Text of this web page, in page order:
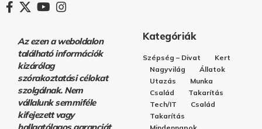
Az ezen a weboldalon
található információk
kizárólag
szórakoztatási célokat
szolgálnak. Nem
vállalunk semmiféle
kifejezett vagy
Kategóriák
Szépség – Divat
Kert
Nagyvilág
Állatok
Utazás
Munka
Család
Takarítás
Tech/IT
Család
Takarítás